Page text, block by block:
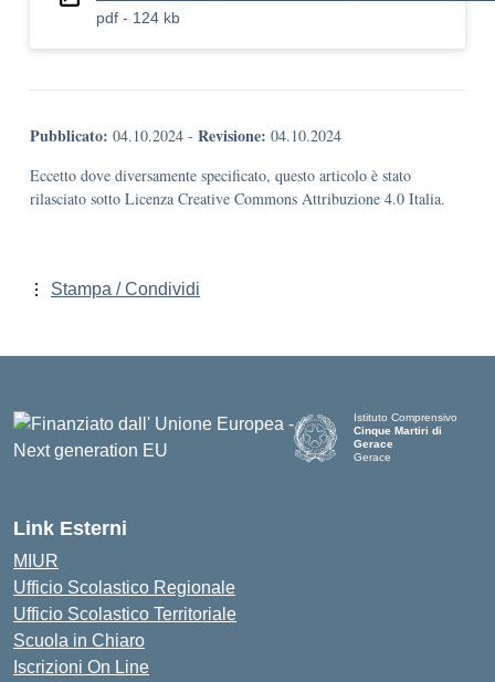
pdf - 124 kb
Pubblicato: 04.10.2024 - Revisione: 04.10.2024
Eccetto dove diversamente specificato, questo articolo è stato
rilasciato sotto Licenza Creative Commons Attribuzione 4.0 Italia.
Stampa / Condividi
Istituto Comprensivo
Cinque Martiri di
Gerace
Gerace
Link Esterni
MIUR
Ufficio Scolastico Regionale
Ufficio Scolastico Territoriale
Scuola in Chiaro
Iscrizioni On Line